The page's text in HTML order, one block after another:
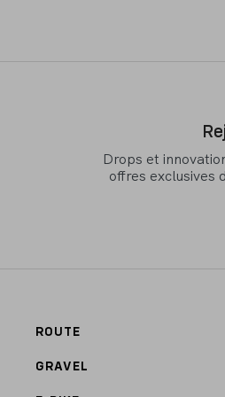
Drops et
offres exclusives
ROUTE
GRAVEL